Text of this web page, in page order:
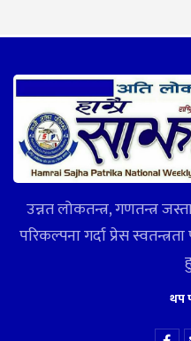
उन्नत लोकतन्त्र, गणतन्त्र
परिकल्पना गर्दा प्रेस
थप